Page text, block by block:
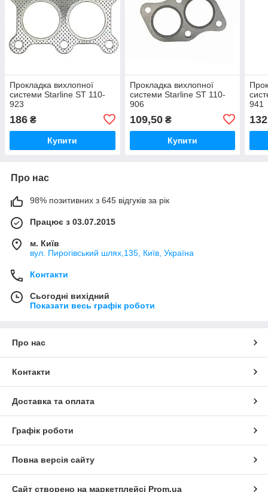
Прокладка вихлопної
системи Starline ST 110-
923
186 ₴
Купити
Прокладка вихлопної
системи Starline ST 110-
906
109,50₴
Купити
941
132
Про нас
98% позитивних з 645 відгуків за рік
Працює з 03.07.2015
м. Київ
вул. Пирогівський шлях,135, Київ, Україна
Контакти
Сьогодні вихідний
Показати весь графік роботи
Про нас
Контакти
Доставка та оплата
Графік роботи
Повна версія сайту
Сайт створено на маркетплейсі Prom.ua